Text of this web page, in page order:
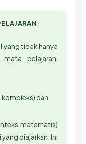
yang tidak hanya
pelajaran,
dan
matematis)
diajarkan. Ini